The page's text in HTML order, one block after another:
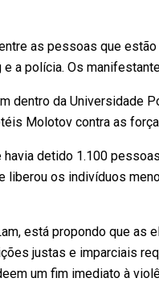
as pessoas que
a polícia. Os
dentro da Universidade
Molotov contra as
detido 1.100
liberou os indivíduos
está propondo que as
justas e imparciais
um fim imediato à